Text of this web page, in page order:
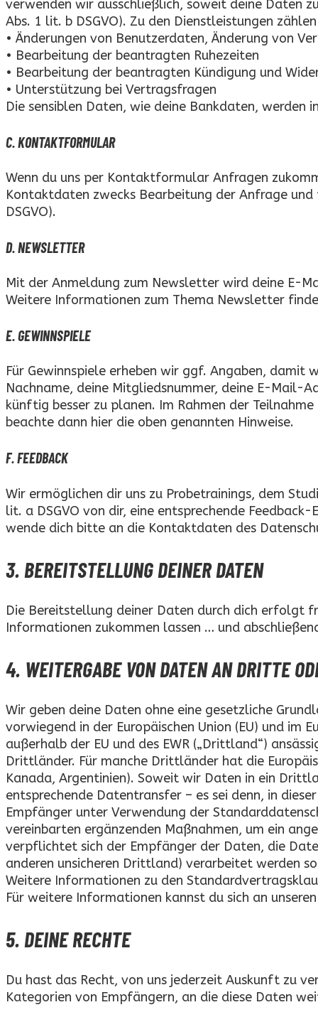
verwenden wir ausschließlich, soweit deine Daten
Abs. 1 lit. b DSGVO). Zu den Dienstleistungen
• Änderungen von Benutzerdaten, Änderung von
• Bearbeitung der beantragten Ruhezeiten
• Bearbeitung der beantragten Kündigung und
• Unterstützung bei Vertragsfragen
Die sensiblen Daten, wie deine Bankdaten,
C. KONTAKTFORMULAR
Wenn du uns per Kontaktformular Anfragen
Kontaktdaten zwecks Bearbeitung der Anfrage
DSGVO).
D. NEWSLETTER
Mit der Anmeldung zum Newsletter wird deine E-
Weitere Informationen zum Thema Newsletter
E. GEWINNSPIELE
Für Gewinnspiele erheben wir ggf. Angaben, damit
Nachname, deine Mitgliedsnummer, deine E-Mail-
künftig besser zu planen. Im Rahmen der
beachte dann hier die oben genannten Hinweise.
F. FEEDBACK
Wir ermöglichen dir uns zu Probetrainings, dem
lit. a DSGVO von dir, eine entsprechende
wende dich bitte an die Kontaktdaten des
3. BEREITSTELLUNG DEINER DATEN
Die Bereitstellung deiner Daten durch dich erfolgt
Informationen zukommen lassen … und
4. WEITERGABE VON DATEN AN DRITTE
Wir geben deine Daten ohne eine gesetzliche
vorwiegend in der Europäischen Union (EU) und im
außerhalb der EU und des EWR („Drittland“)
Drittländer. Für manche Drittländer hat die
Kanada, Argentinien). Soweit wir Daten in ein
entsprechende Datentransfer – es sei denn, in
Empfänger unter Verwendung der
vereinbarten ergänzenden Maßnahmen, um ein
verpflichtet sich der Empfänger der Daten, die
anderen unsicheren Drittland) verarbeitet werden
Weitere Informationen zu den
Für weitere Informationen kannst du sich an
5. DEINE RECHTE
Du hast das Recht, von uns jederzeit Auskunft zu
Kategorien von Empfängern, an die diese Daten